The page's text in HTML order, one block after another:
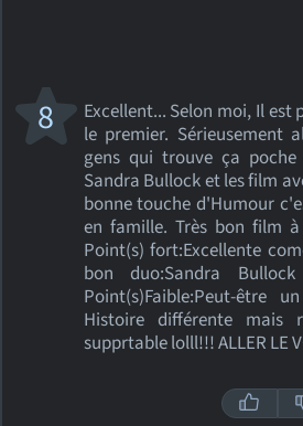
Excellent... Selon moi, Il est
le premier. Sérieusement
gens qui trouve ça
Sandra Bullock et les film
bonne touche d'Humour
en famille. Très bon film
Point(s) fort:Excellente
bon duo:Sandra
Point(s)Faible:Peut-être
Histoire différente mais
supprtable lolll!!! ALLER LE
8